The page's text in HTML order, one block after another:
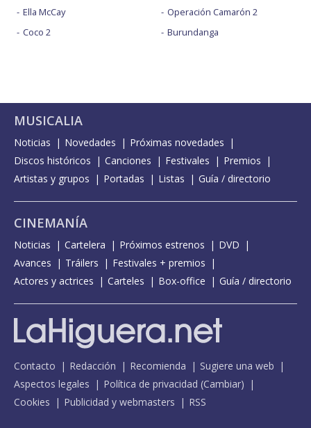
Ella McCay
Coco 2
Operación Camarón 2
Burundanga
MUSICALIA
Noticias Novedades
Próximas novedades
Discos históricos
Canciones Festivales
Premios
Artistas y grupos
Portadas Listas Guía / directorio
CINEMANÍA
Noticias Cartelera Próximos estrenos
DVD
Avances
Tráilers
Festivales + premios
Actores y actrices
Carteles Box-office Guía / directorio
Contacto Redacción Recomienda
Sugiere una web
Aspectos legales
Política de privacidad (Cambiar)
Cookies
Publicidad y webmasters RSS